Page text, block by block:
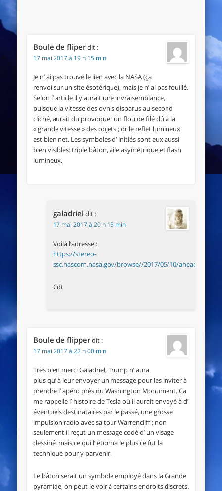
Boule de fliperdit :
17 mai 2017 à 19 h 15 min
Je n’ ai pas trouvé le lien avec la NASA (ça
renvoi sur un site ésotérique), mais je n’ ai pas fouillé.
Selon l’ article il y aurait une invraisemblance,
puisque la vitesse des ovnis disparus au second
cliché, aurait du provoquer un flou de filé dû à la
« grande vitesse » des objets ; or le reflet lumineux
est bien net. Les symboles d’ initiés sont eux aussi
bien visibles: triple bâton, aile asymétrique et flash
lumineux.
galadriel dit :
17 mai 2017 à 20 h 15 min
Voilà l’adresse :
https://stereo-
ssc.nascom.nasa.gov/browse//2017/05/10/ahead/cor2/
Cdt
Boule de flipperdit :
17 mai 2017 à 22 h 00 min
Très bien merci Galadriel, Trump n’ aura
plus qu’ à leur envoyer un message pour les inviter à
prendre l’ apéro près du Washington Monument. Ca
me rappelle l’ histoire de Tesla où il aurait envoyé à d’
éventuels destinataires par le passé, une grosse
impulsion radio avec sa tour Warrencliff ; non
seulement il reçut un message codé d’ un visage
dessiné, mais ce qui l’ étonna le plus ce fut la
technique pour y parvenir.
Le bâton serait un symbole employé dans la Grande
pyramide, on peut le voir à certains endroits discrets.